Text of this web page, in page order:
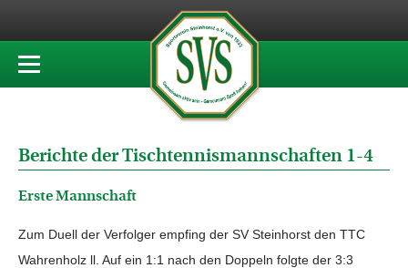
Berichte der Tischtennismannschaften 1-4
Erste Mannschaft
Zum Duell der Verfolger empfing der SV Steinhorst den TTC
Wahrenholz ll. Auf ein 1:1 nach den Doppeln folgte der 3:3